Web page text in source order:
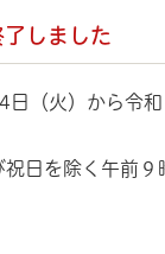
しました
（火）から令和
祝日を除く午前